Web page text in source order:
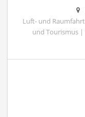
Luft- und
und Tourismus |